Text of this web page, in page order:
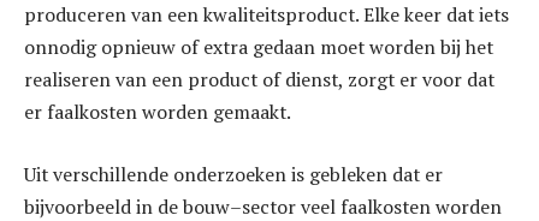
produceren van een kwaliteitsproduct. Elke keer dat iets
onnodig opnieuw of extra gedaan moet worden bij het
realiseren van een product of dienst, zorgt er voor dat
er faalkosten worden gemaakt.
Uit verschillende onderzoeken is gebleken dat er
bijvoorbeeld in de bouw–sector veel faalkosten worden